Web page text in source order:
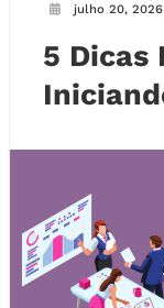
julho 20, 2026
5 Dicas